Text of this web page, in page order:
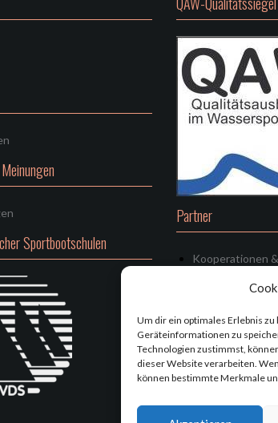
Um dir ein optimales Erlebnis
Geräteinformationen zu
Technologien zustimmst,
dieser Website verarbeiten.
können bestimmte Merkmale
Sportbootschulen
Partner
Kooperationen
Kontakt
Impressum